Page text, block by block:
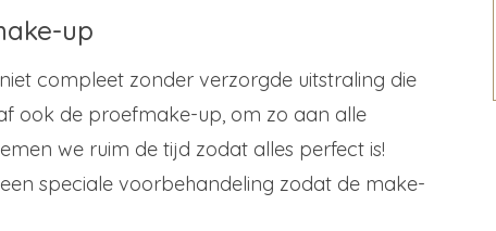
up
compleet zonder verzorgde uitstraling die
ook de proefmake-up, om zo aan alle
we ruim de tijd zodat alles perfect is!
speciale voorbehandeling zodat de make-